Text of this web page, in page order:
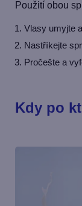
Použití obou
Vlasy umyjte
Nastříkejte
Pročešte a
Kdy po